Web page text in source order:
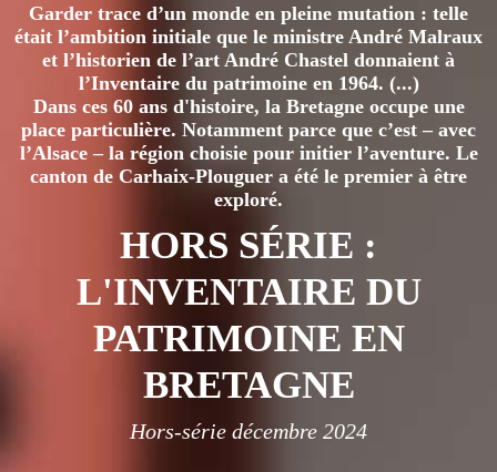
Garder trace d’un monde en pleine mutation : telle
était l’ambition initiale que le ministre André Malraux
et l’historien de l’art André Chastel donnaient à
l’Inventaire du patrimoine en 1964. (...)
Dans ces 60 ans d'histoire, la Bretagne occupe une
place particulière. Notamment parce que c’est – avec
l’Alsace – la région choisie pour initier l’aventure. Le
canton de Carhaix-Plouguer a été le premier à être
exploré.
HORS SÉRIE :
L'INVENTAIRE DU
PATRIMOINE EN
BRETAGNE
Hors-série décembre 2024